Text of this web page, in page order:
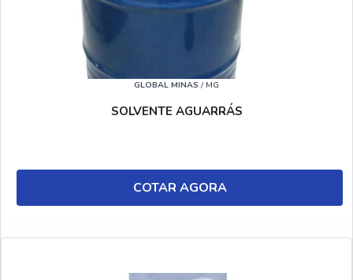
GLOBAL MINAS / MG
SOLVENTE AGUARRÁS
COTAR AGORA